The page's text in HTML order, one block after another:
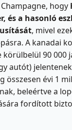
hogy
és a hasonló
, mivel
A kanadai
körülbelül 90 000
autót)
összesen évi 1
beleértve a
fordított